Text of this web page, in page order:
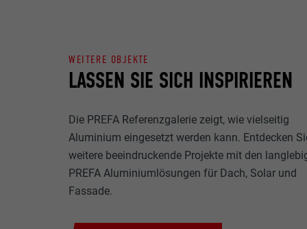
LASSEN SIE SICH INSPIRIEREN
WEITERE OBJEKTE
Die PREFA Referenzgalerie zeigt, wie vielseitig
Aluminium eingesetzt werden kann. Entdecken
weitere beeindruckende Projekte mit den
PREFA Aluminiumlösungen für Dach, Solar und
Fassade.
Anbieter
Laufzeit
MARKETING
"Marketing &
verwendet, um
hinweg
Anbieter